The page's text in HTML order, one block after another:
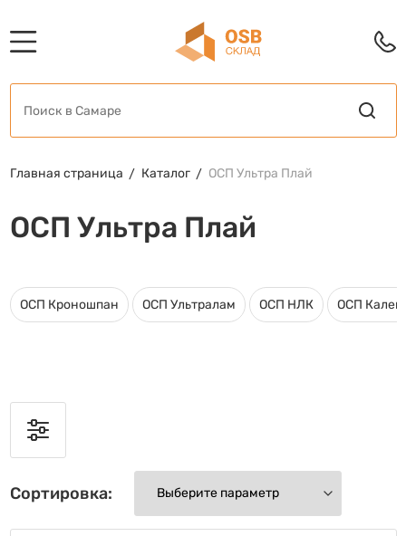
Главная страница Каталог ОСП Ультра Плай
ОСП Ультра Плай
ОСП Кроношпан ОСП Ультралам ОСП НЛК ОСП
Сортировка: